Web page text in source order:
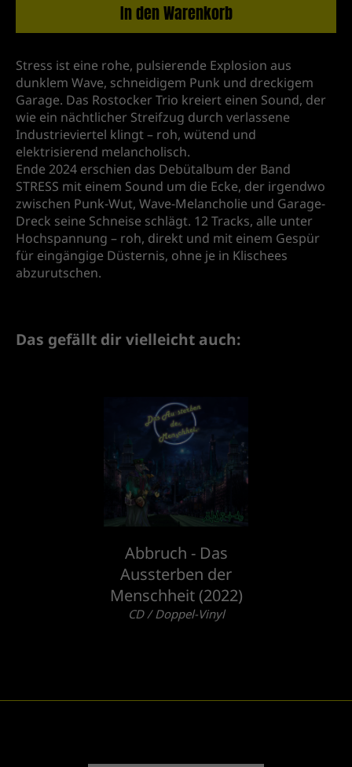
In den Warenkorb
Stress ist eine rohe, pulsierende Explosion aus
dunklem Wave, schneidigem Punk und dreckigem
Garage. Das Rostocker Trio kreiert einen Sound, der
wie ein nächtlicher Streifzug durch verlassene
Industrieviertel klingt – roh, wütend und
elektrisierend melancholisch.
Ende 2024 erschien das Debütalbum der Band
STRESS mit einem Sound um die Ecke, der irgendwo
zwischen Punk-Wut, Wave-Melancholie und Garage-
Dreck seine Schneise schlägt. 12 Tracks, alle unter
Hochspannung – roh, direkt und mit einem Gespür
für eingängige Düsternis, ohne je in Klischees
abzurutschen.
Das gefällt dir vielleicht auch:
Abbruch - Das
Aussterben der
Menschheit (2022)
CD / Doppel-Vinyl